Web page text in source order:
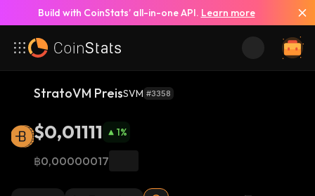
Build with CoinStats’ all-in-one API. Learn more
StratoVM PreisSVM #3358
$0,01111 1%
฿0,00000017